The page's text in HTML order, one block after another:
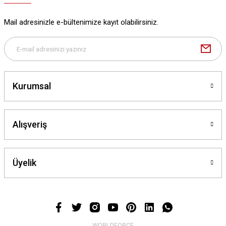
Gönder
Deneyimini Paylaş
Mail adresinizle e-bültenimize kayıt olabilirsiniz.
Kurumsal
Alışveriş
Üyelik